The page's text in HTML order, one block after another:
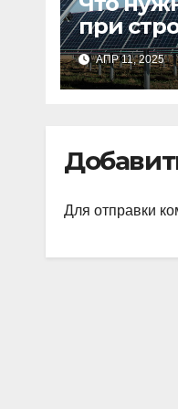
при
АПР 11, 2025
Для отправки